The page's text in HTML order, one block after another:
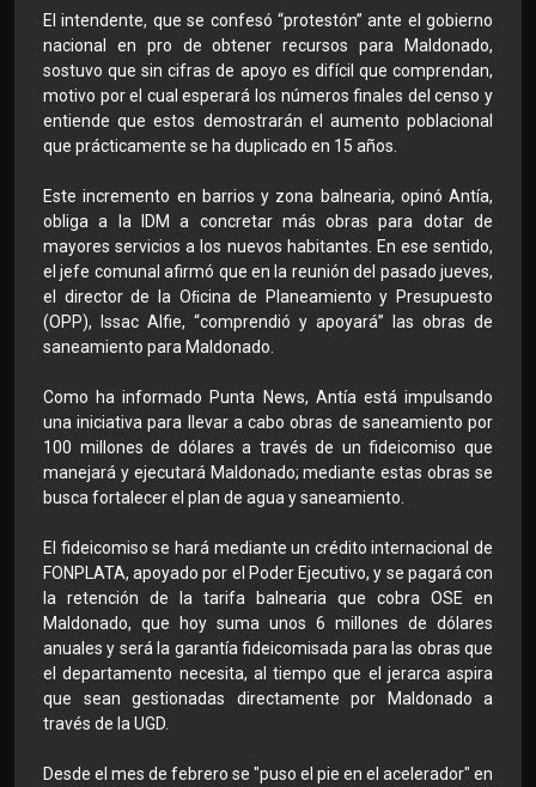
El intendente, que se confesó “protestón” ante el gobierno
nacional en pro de obtener recursos para Maldonado,
sostuvo que sin cifras de apoyo es difícil que comprendan,
motivo por el cual esperará los números finales del censo y
entiende que estos demostrarán el aumento poblacional
que prácticamente se ha duplicado en 15 años.
Este incremento en barrios y zona balnearia, opinó Antía,
obliga a la IDM a concretar más obras para dotar de
mayores servicios a los nuevos habitantes. En ese sentido,
el jefe comunal afirmó que en la reunión del pasado jueves,
el director de la Oﬁcina de Planeamiento y Presupuesto
(OPP), Issac Alfie, “comprendió y apoyará” las obras de
saneamiento para Maldonado.
Como ha informado Punta News, Antía está impulsando
una iniciativa para llevar a cabo obras de saneamiento por
100 millones de dólares a través de un fideicomiso que
manejará y ejecutará Maldonado; mediante estas obras se
busca fortalecer el plan de agua y saneamiento.
El fideicomiso se hará mediante un crédito internacional de
FONPLATA, apoyado por el Poder Ejecutivo, y se pagará con
la retención de la tarifa balnearia que cobra OSE en
Maldonado, que hoy suma unos 6 millones de dólares
anuales y será la garantía fideicomisada para las obras que
el departamento necesita, al tiempo que el jerarca aspira
que sean gestionadas directamente por Maldonado a
través de la UGD.
Desde el mes de febrero se "puso el pie en el acelerador" en